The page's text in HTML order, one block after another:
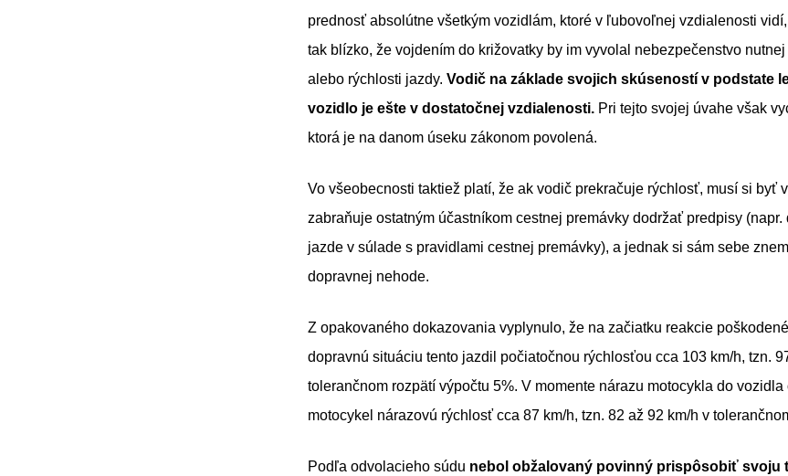
prednosť absolútne všetkým vozidlám, ktoré v ľubovoľnej vzdialenosti
tak blízko, že vojdením do križovatky by im vyvolal nebezpečenstvo
alebo rýchlosti jazdy. Vodič na základe svojich skúseností v podstate
vozidlo je ešte v dostatočnej vzdialenosti. Pri tejto svojej úvahe však
ktorá je na danom úseku zákonom povolená.
Vo všeobecnosti taktiež platí, že ak vodič prekračuje rýchlosť, musí si byť
zabraňuje ostatným účastníkom cestnej premávky dodržať predpisy
jazde v súlade s pravidlami cestnej premávky), a jednak si sám sebe
dopravnej nehode.
Z opakovaného dokazovania vyplynulo, že na začiatku reakcie
dopravnú situáciu tento jazdil počiatočnou rýchlosťou cca 103 km/h, tzn.
tolerančnom rozpätí výpočtu 5%. V momente nárazu motocykla do vozidla
motocykel nárazovú rýchlosť cca 87 km/h, tzn. 82 až 92 km/h v
Podľa odvolacieho súdu nebol obžalovaný povinný prispôsobiť svoju